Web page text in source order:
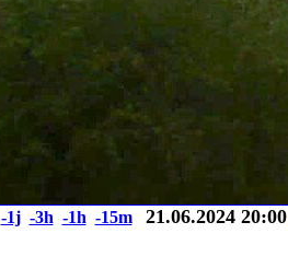
-1j -3h -1h -15m 21.06.2024 20:00